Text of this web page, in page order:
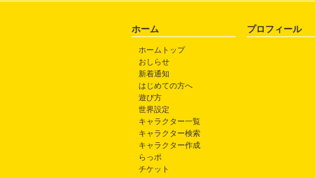
ホーム
ホームトップ
おしらせ
新着通知
はじめての方へ
遊び方
世界設定
キャラクター一覧
キャラクター検索
キャラクター作成
らっポ
チケット
プロフィール